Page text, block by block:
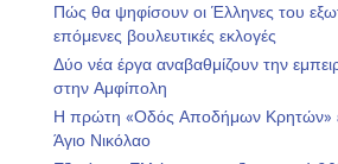
Πώς θα ψηφίσουν οι Έλληνες του
επόμενες βουλευτικές εκλογές
Δύο νέα έργα αναβαθμίζουν την
στην Αμφίπολη
Η πρώτη «Οδός Αποδήμων Κρητών»
Άγιο Νικόλαο